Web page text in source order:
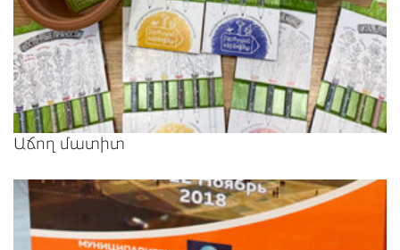
Աճող մատիտ